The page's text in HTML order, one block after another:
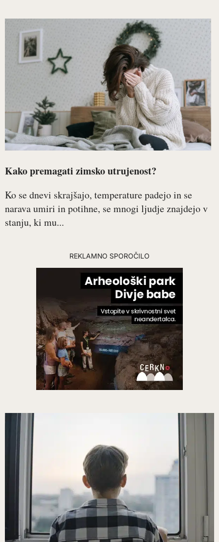
Kako premagati zimsko utrujenost?
Ko se dnevi skrajšajo, temperature padejo in se
narava umiri in potihne, se mnogi ljudje znajdejo v
stanju, ki mu...
REKLAMNO SPOROČILO